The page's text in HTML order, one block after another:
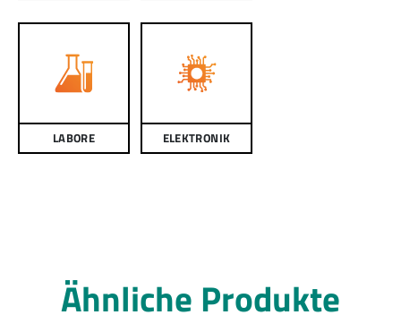
LABORE ELEKTRONIK
Ähnliche Produkte